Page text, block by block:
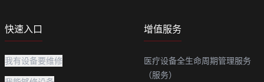
快速入口
我有设备要维修
增值服务
医疗设备全生命周期管理服务
（服务）